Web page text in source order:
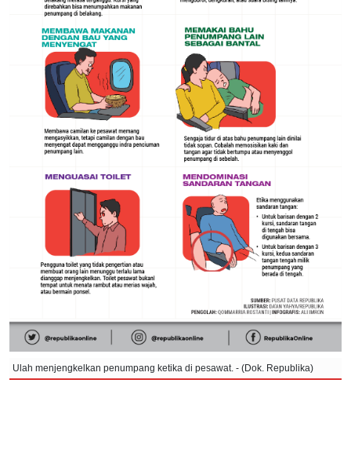
Ulah menjengkelkan penumpang ketika di pesawat. - (Dok. Republika)